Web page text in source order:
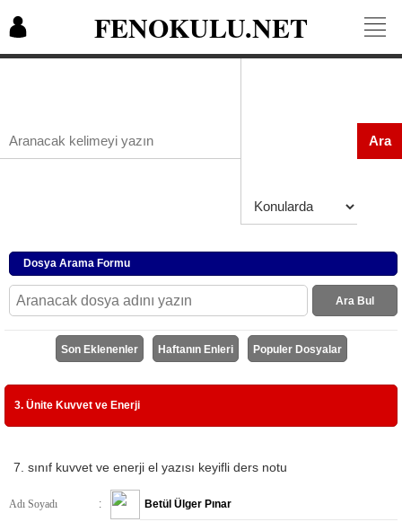
FENOKULU.NET
Ara
Dosya Arama Formu
Ara Bul
Son Eklenenler Haftanın Enleri Populer Dosyalar
3. Ünite Kuvvet ve Enerji
7. sınıf kuvvet ve enerji el yazısı keyifli ders notu
Adı Soyadı : Betül Ülger Pınar